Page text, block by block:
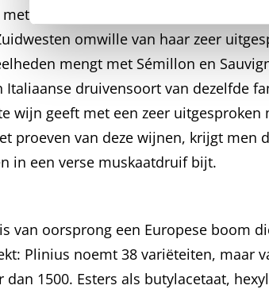
kleine bessen (Muscat de
omwille van haar zeer
mengt met Sémillon en
Italiaanse druivensoort van dezelfde
wijn geeft met een zeer uitgesproken
proeven van deze wijnen, krijgt men
in een verse muskaatdruif bijt.
van oorsprong een Europese boom
Plinius noemt 38 variëteiten, maar
dan 1500. Esters als butylacetaat,